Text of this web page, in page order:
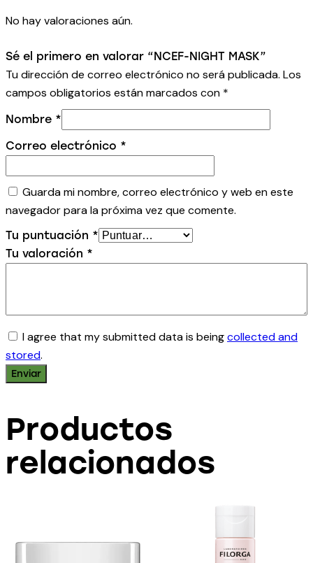
No hay valoraciones aún.
Sé el primero en valorar “NCEF-NIGHT MASK”
Tu dirección de correo electrónico no será publicada. Los
campos obligatorios están marcados con *
Nombre *
Correo electrónico *
Guarda mi nombre, correo electrónico y web en este
navegador para la próxima vez que comente.
Tu puntuación *
Tu valoración *
I agree that my submitted data is beingcollected and
stored.
Productos
relacionados